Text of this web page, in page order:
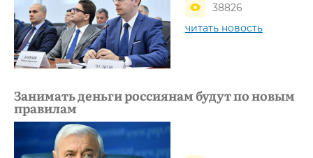
38826
читать новость
Занимать деньги россиянам будут по новым
правилам